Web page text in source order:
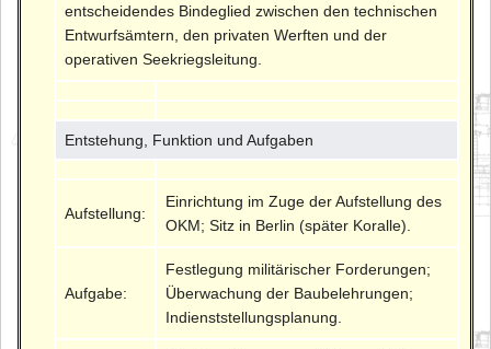
entscheidendes Bindeglied zwischen den technischen
Entwurfsämtern, den privaten Werften und der
operativen Seekriegsleitung.
Entstehung, Funktion und Aufgaben
Aufstellung:
Einrichtung im Zuge der Aufstellung des
OKM; Sitz in Berlin (später Koralle).
Aufgabe:
Festlegung militärischer Forderungen;
Überwachung der Baubelehrungen;
Indienststellungsplanung.